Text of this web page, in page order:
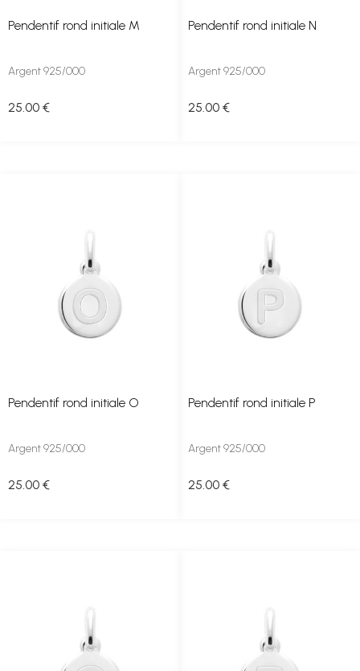
Pendentif rond initiale M
Argent 925/000
25 .00 €
Pendentif rond initiale N
Argent 925/000
25 .00 €
Pendentif rond initiale O
Argent 925/000
25 .00 €
Pendentif rond initiale P
Argent 925/000
25 .00 €